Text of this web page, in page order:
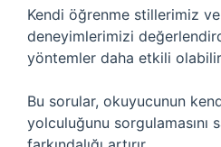
Kendi öğrenme stillerimiz
deneyimlerimizi
yöntemler daha etkili
Bu sorular, okuyucunun
yolculuğunu sorgulamasını